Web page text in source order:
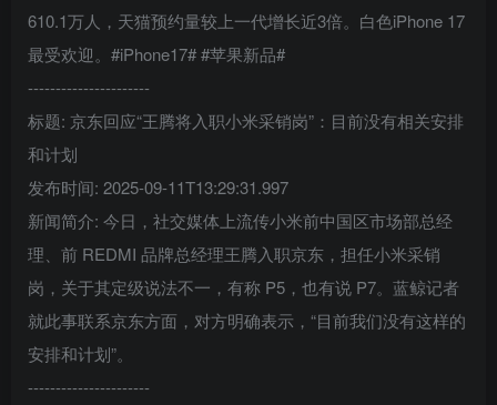
610.1万人，天猫预约量较上一代增长近3倍。白色iPhone 17
最受欢迎。#iPhone17# #苹果新品#
----------------------
标题: 京东回应“王腾将入职小米采销岗”：目前没有相关安排
和计划
发布时间: 2025-09-11T13:29:31.997
新闻简介: 今日，社交媒体上流传小米前中国区市场部总经
理、前 REDMI 品牌总经理王腾入职京东，担任小米采销
岗，关于其定级说法不一，有称 P5，也有说 P7。蓝鲸记者
就此事联系京东方面，对方明确表示，“目前我们没有这样的
安排和计划”。
----------------------